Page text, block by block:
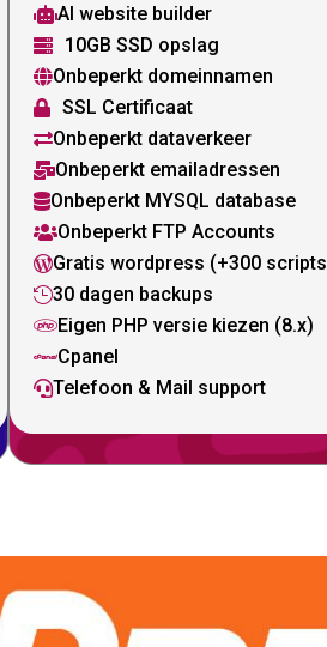
AI website builder
 10GB SSD opslag
Onbeperkt domeinnamen
 SSL Certificaat
Onbeperkt dataverkeer
Onbeperkt emailadressen
Onbeperkt MYSQL database
Onbeperkt FTP Accounts
Gratis wordpress (+300
30 dagen backups
Eigen PHP versie kiezen (8.x)
Cpanel
Telefoon & Mail support